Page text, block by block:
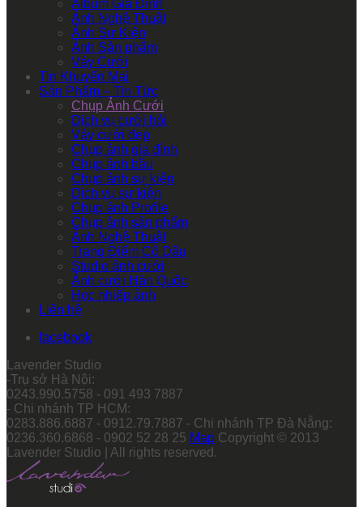
Album Gia Đình
Ảnh Nghệ Thuật
Ảnh Sự Kiện
Ảnh Sản phẩm
Váy Cưới
Tin Khuyến Mại
Sản Phẩm – Tin Tức
Chụp Ảnh Cưới
Dịch vụ cưới hỏi
Váy cưới đẹp
Chụp ảnh gia đình
Chụp ảnh bầu
Chụp ảnh sự kiện
Dịch vụ sự kiện
Chụp ảnh Profile
Chụp ảnh sản phẩm
Ảnh Nghệ Thuật
Trang Điểm Cô Dâu
Studio ảnh cưới
Ảnh cưới Hàn Quốc
Học nhiếp ảnh
Liên hệ
facebook
Lavender Studio
-Trụ sở Hà Nội:
0243.990.5758 - 091 493 7887
- Chi nhánh TP HCM:
0283.886.6887 - 0912.79.7887 - Chi nhánh TP Đà Nẵng:
0236.360.6868 - 0902 52 28 25 Map Copyright © 2013
Lavender Studio | All rights reserved.